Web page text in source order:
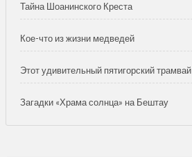
Тайна Шоанинского Креста
Кое-что из жизни медведей
Этот удивительный пятигорский трамвай
Загадки «Храма солнца» на Бештау